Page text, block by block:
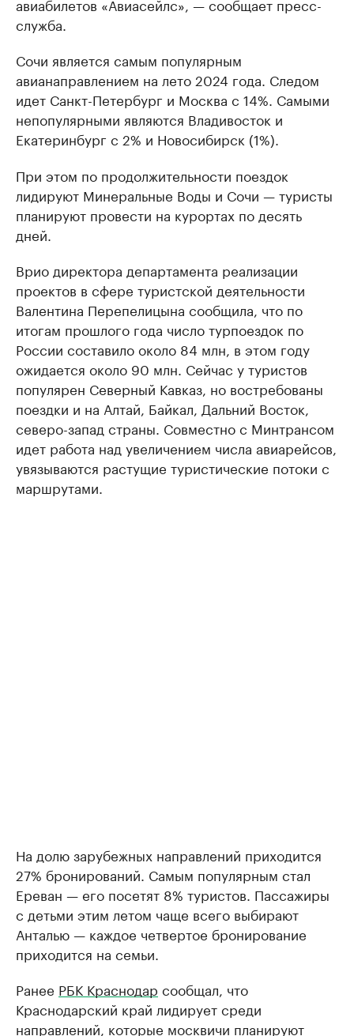
служба.
Сочи является самым популярным
авианаправлением на лето 2024 года. Следом
идет Санкт-Петербург и Москва с 14%. Самыми
непопулярными являются Владивосток и
Екатеринбург с 2% и Новосибирск (1%).
При этом по продолжительности поездок
лидируют Минеральные Воды и Сочи — туристы
планируют провести на курортах по десять
дней.
Врио директора департамента реализации
проектов в сфере туристской деятельности
Валентина Перепелицына сообщила, что по
итогам прошлого года число турпоездок по
России составило около 84 млн, в этом году
ожидается около 90 млн. Сейчас у туристов
популярен Северный Кавказ, но востребованы
поездки и на Алтай, Байкал, Дальний Восток,
северо-запад страны. Совместно с Минтрансом
идет работа над увеличением числа авиарейсов,
увязываются растущие туристические потоки с
маршрутами.
На долю зарубежных направлений приходится
27% бронирований. Самым популярным стал
Ереван — его посетят 8% туристов. Пассажиры
с детьми этим летом чаще всего выбирают
Анталью — каждое четвертое бронирование
приходится на семьи.
Ранее РБК Краснодар сообщал, что
Краснодарский край лидирует среди
направлений, которые москвичи планируют